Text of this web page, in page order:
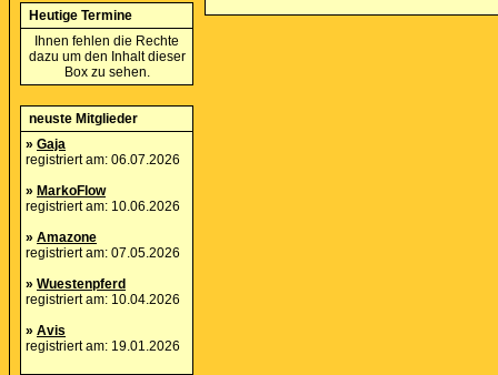
Heutige Termine
Ihnen fehlen die Rechte
dazu um den Inhalt dieser
Box zu sehen.
neuste Mitglieder
» Gaja
registriert am: 06.07.2026
» MarkoFlow
registriert am: 10.06.2026
» Amazone
registriert am: 07.05.2026
» Wuestenpferd
registriert am: 10.04.2026
» Avis
registriert am: 19.01.2026